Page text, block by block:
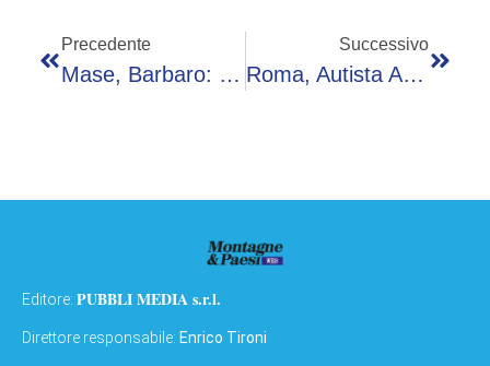
Precedente
Mase, Barbaro: “A Monaco Festeggiati I 50 Anni Dell’accordo Ramoge”
Successivo
Roma, Autista Atac Aggredito Da Un Passeggero
Editore: PUBBLI MEDIA s.r.l.
Direttore responsabile: Enrico Tironi